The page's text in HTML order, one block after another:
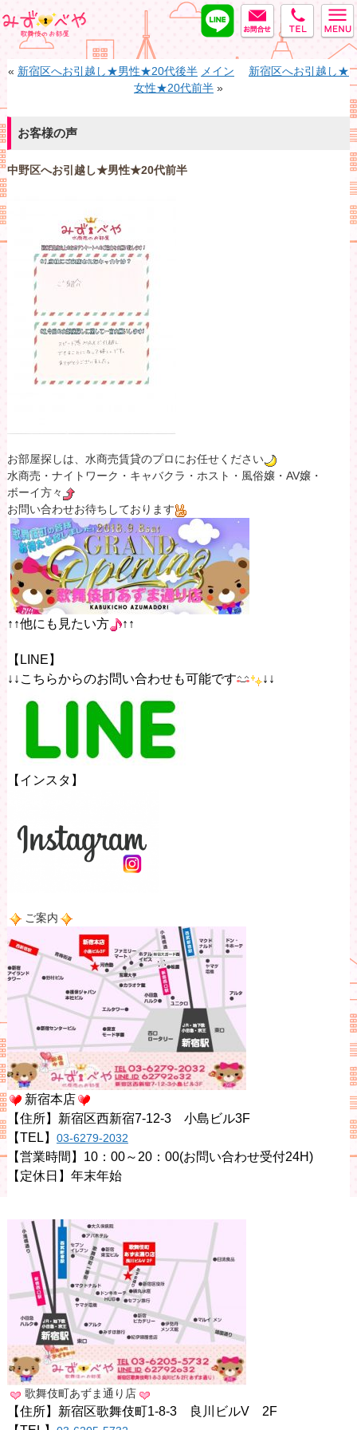
tel
MAIL
LINE
« 新宿区へお引越し★男性★20代後半 メイン
新宿区へお引越し★
女性★20代前半»
お客様の声
中野区へお引越し★男性★20代前半
お部屋探しは、水商売賃貸のプロにお任せください
水商売・ナイトワーク・キャバクラ・ホスト・風俗嬢・AV嬢・
ボーイ方々
お問い合わせお待ちしております
↑↑他にも見たい方 ↑↑
【LINE】
↓↓こちらからのお問い合わせも可能です
↓↓
【インスタ】
ご案内
新宿本店
【住所】新宿区西新宿7-12-3 小島ビル3F
【TEL】 03-6279-2032
【営業時間】10：00～20：00(お問い合わせ受付24H)
【定休日】年末年始
歌舞伎町あずま通り店
【住所】新宿区歌舞伎町1-8-3 良川ビルV 2F